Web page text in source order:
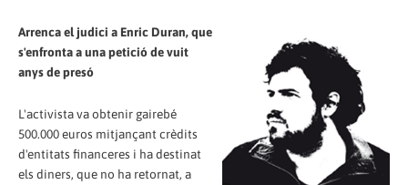
Arrenca el judici a Enric Duran, que
s'enfronta a una petició de vuit
anys de presó
L'activista va obtenir gairebé
500.000 euros mitjançant crèdits
d'entitats financeres i ha destinat
els diners, que no ha retornat, a